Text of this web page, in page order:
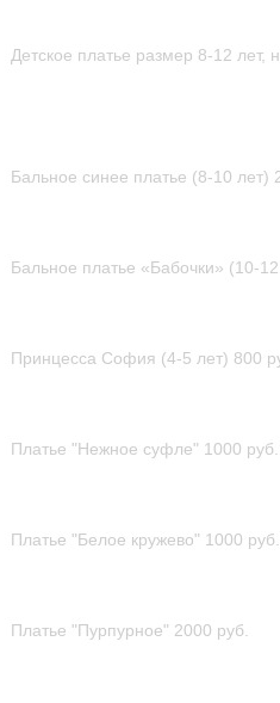
Детское платье размер 8-12 лет,
Бальное синее платье (8-10 лет)
Бальное платье «Бабочки» (10-
Принцесса София (4-5 лет) 800
Платье "Нежное суфле" 1000 руб.
Платье "Белое кружево" 1000 руб.
Платье "Пурпурное" 2000 руб.